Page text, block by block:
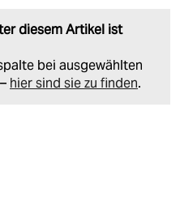
diesem Artikel ist
bei ausgewählten
hier sind sie zu finden.